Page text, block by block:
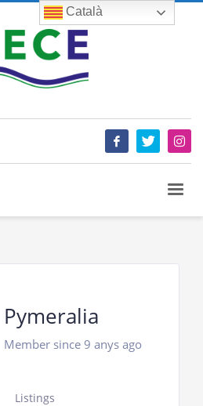
Pymeralia
Member since 9 anys ago
Listings
Català